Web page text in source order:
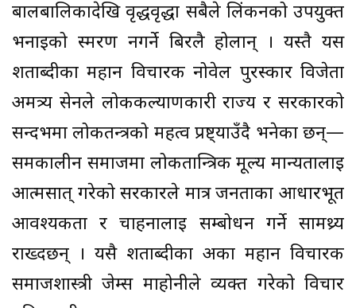
बालबालिकादेखि वृद्धवृद्धा सबैले लिंकनको उपयुक्त
भनाइको स्मरण नगर्ने बिरलै होलान् । यस्तै यस
शताब्दीका महान विचारक नोवेल पुरस्कार विजेता
अमत्र्य सेनले लोककल्याणकारी राज्य र सरकारको
सन्दर्भमा लोकतन्त्रको महत्व प्रष्ट्याउँदै भनेका छन्—
समकालीन समाजमा लोकतान्त्रिक मूल्य मान्यतालाई
आत्मसात् गरेको सरकारले मात्र जनताका आधारभूत
आवश्यकता र चाहनालाई सम्बोधन गर्ने सामथ्र्य
राख्दछन् । यसै शताब्दीका अर्का महान विचारक
समाजशास्त्री जेम्स माहोनीले व्यक्त गरेको विचार